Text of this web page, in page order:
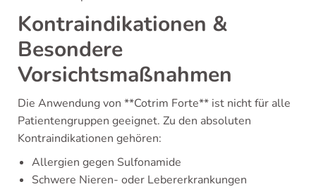
Kontraindikationen &
Besondere
Vorsichtsmaßnahmen
Die Anwendung von **Cotrim Forte** ist nicht für alle
Patientengruppen geeignet. Zu den absoluten
Kontraindikationen gehören:
Allergien gegen Sulfonamide
Schwere Nieren- oder Lebererkrankungen